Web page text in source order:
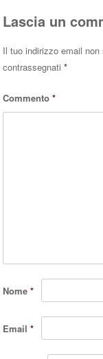
Lascia un
Il tuo indirizzo email non
contrassegnati*
Commento*
Nome*
Email*